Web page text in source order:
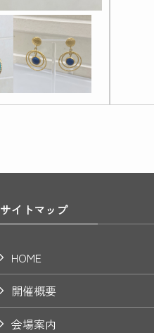
サイトマップ
HOME
開催概要
会場案内